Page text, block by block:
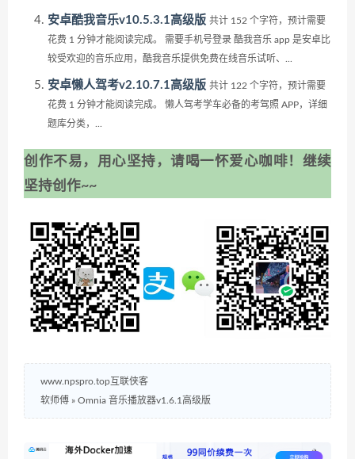
安卓酷我音乐v10.5.3.1高级版 共计 152 个字符，预计需要
花费 1 分钟才能阅读完成。 需要手机号登录 酷我音乐 app 是安卓比
较受欢迎的音乐应用，酷我音乐提供免费在线音乐试听、...
安卓懒人驾考v2.10.7.1高级版 共计 122 个字符，预计需要
花费 1 分钟才能阅读完成。 懒人驾考学车必备的考驾照 APP，详细
题库分类，...
创作不易，用心坚持，请喝一怀爱心咖啡！继续
坚持创作~~
www.npspro.top互联侠客
软师傅 » Omnia 音乐播放器v1.6.1高级版